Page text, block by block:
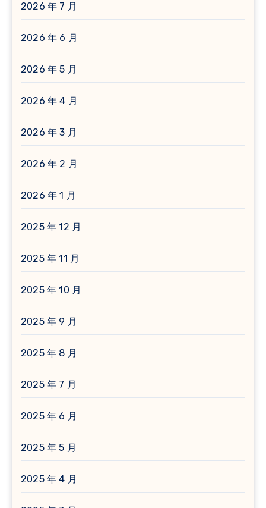
2026 年 7 月
2026 年 6 月
2026 年 5 月
2026 年 4 月
2026 年 3 月
2026 年 2 月
2026 年 1 月
2025 年 12 月
2025 年 11 月
2025 年 10 月
2025 年 9 月
2025 年 8 月
2025 年 7 月
2025 年 6 月
2025 年 5 月
2025 年 4 月